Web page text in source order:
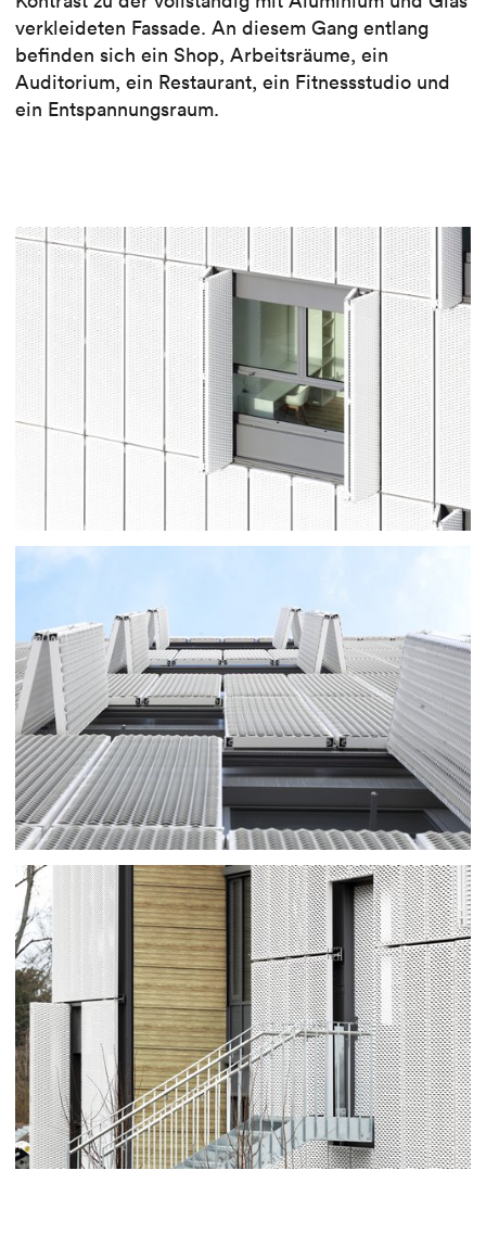
verkleideten Fassade. An diesem Gang entlang
befinden sich ein Shop, Arbeitsräume, ein
Auditorium, ein Restaurant, ein Fitnessstudio und
ein Entspannungsraum.